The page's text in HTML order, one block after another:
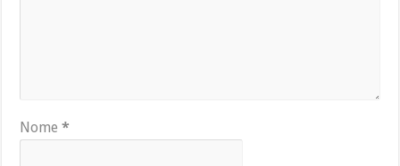
Nome*